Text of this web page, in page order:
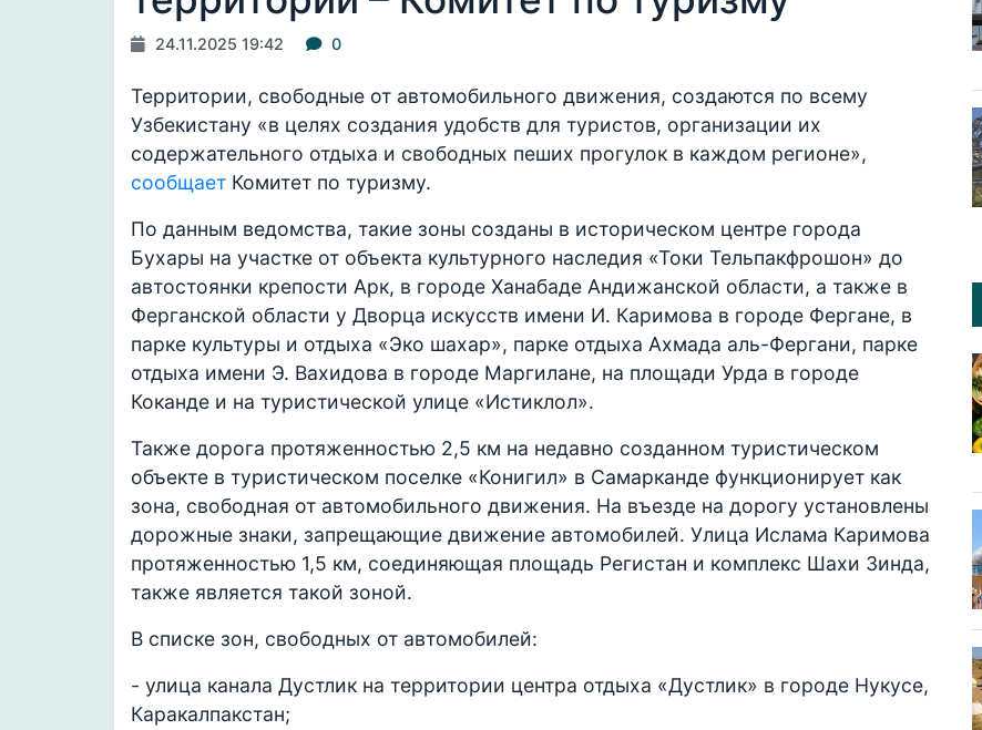
24.11.2025 19:42 0
Территории, свободные от автомобильного движения, создаются по всему
Узбекистану «в целях создания удобств для туристов, организации их
содержательного отдыха и свободных пеших прогулок в каждом регионе»,
сообщает Комитет по туризму.
По данным ведомства, такие зоны созданы в историческом центре города
Бухары на участке от объекта культурного наследия «Токи Тельпакфрошон» до
автостоянки крепости Арк, в городе Ханабаде Андижанской области, а также в
Ферганской области у Дворца искусств имени И. Каримова в городе Фергане, в
парке культуры и отдыха «Эко шахар», парке отдыха Ахмада аль-Фергани, парке
отдыха имени Э. Вахидова в городе Маргилане, на площади Урда в городе
Коканде и на туристической улице «Истиклол».
Также дорога протяженностью 2,5 км на недавно созданном туристическом
объекте в туристическом поселке «Конигил» в Самарканде функционирует как
зона, свободная от автомобильного движения. На въезде на дорогу установлены
дорожные знаки, запрещающие движение автомобилей. Улица Ислама Каримова
протяженностью 1,5 км, соединяющая площадь Регистан и комплекс Шахи Зинда,
также является такой зоной.
В списке зон, свободных от автомобилей:
- улица канала Дустлик на территории центра отдыха «Дустлик» в городе Нукусе,
Каракалпакстан;